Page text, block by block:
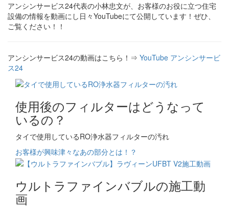
アンシンサービス24代表の小林忠文が、お客様のお役に立つ住宅
設備の情報を動画にし日々YouTubeにて公開しています！ぜひ、
ご覧ください！！
アンシンサービス24の動画はこちら！⇒ YouTube アンシンサービ
ス24
使用後のフィルターはどうなって
いるの？
タイで使用しているRO浄水器フィルターの汚れ
お客様が興味津々なあの部分とは！？
ウルトラファインバブルの施工動
画